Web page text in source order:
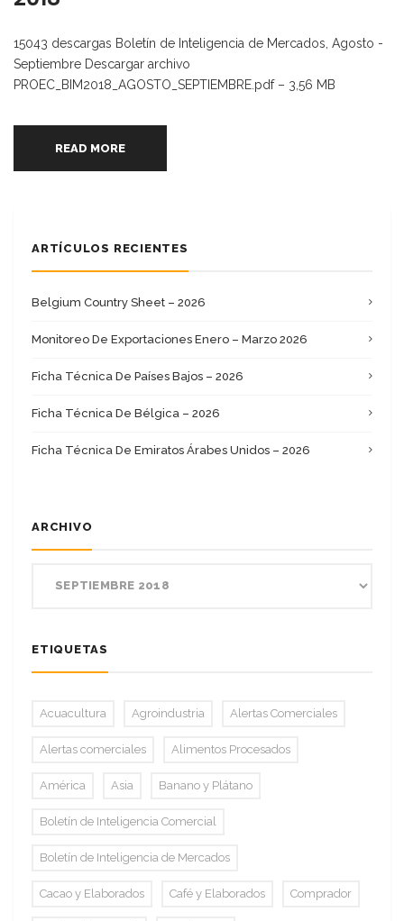
15043 descargas Boletín de Inteligencia de Mercados, Agosto -
Septiembre Descargar archivo
PROEC_BIM2018_AGOSTO_SEPTIEMBRE.pdf – 3,56 MB
READ MORE
ARTÍCULOS RECIENTES
Belgium Country Sheet – 2026
Monitoreo De Exportaciones Enero – Marzo 2026
Ficha Técnica De Países Bajos – 2026
Ficha Técnica De Bélgica – 2026
Ficha Técnica De Emiratos Árabes Unidos – 2026
ARCHIVO
ETIQUETAS
Acuacultura Agroindustria Alertas Comerciales
Alertas comerciales Alimentos Procesados
América Asia Banano y Plátano
Boletín de Inteligencia Comercial
Boletín de Inteligencia de Mercados
Cacao y Elaborados Café y Elaborados Comprador